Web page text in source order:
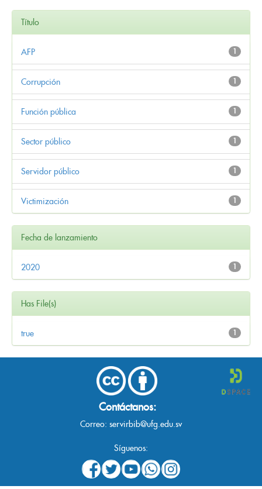
Título
1
AFP
1
Corrupción
1
Función pública
1
Sector público
1
Servidor público
1
Victimización
Fecha de lanzamiento
1
2020
Has File(s)
1
true
Contáctanos:
Correo: servirbib@ufg.edu.sv
Síguenos: